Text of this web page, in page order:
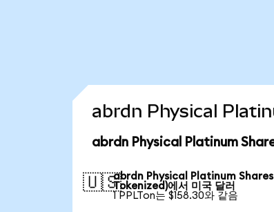
abrdn Physical
abrdn Physical Platinum
🇺🇸abrdn Physical Platinum Shares
Tokenized)에서 미국 달러
1 PPLTon는 $158.30와 같음